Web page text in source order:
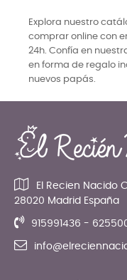
Explora nuestro
comprar online con
24h. Confía en
en forma de regalo
nuevos papás.
El Recien Nacido
28020 Madrid España
915991436 -